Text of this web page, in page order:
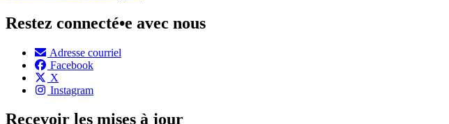
Restez connecté•e avec nous
Adresse courriel
Facebook
X
Instagram
Recevoir les mises à jour